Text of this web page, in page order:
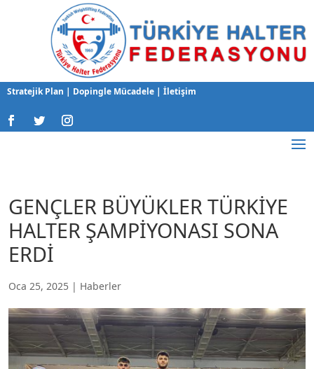
Stratejik Plan | Dopingle Mücadele | İletişim
GENÇLER BÜYÜKLER TÜRKİYE
HALTER ŞAMPİYONASI SONA
ERDİ
Oca 25, 2025 | Haberler